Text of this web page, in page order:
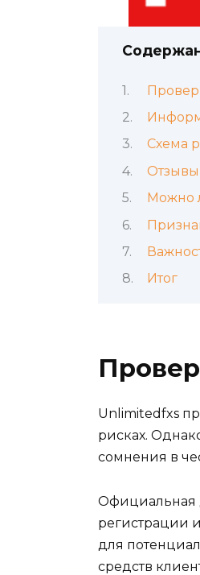
Схема
Отзывы
Можно
Итог
Unlimitedfxs
рисках.
сомнения в
Официальная
регистрации
для
средств